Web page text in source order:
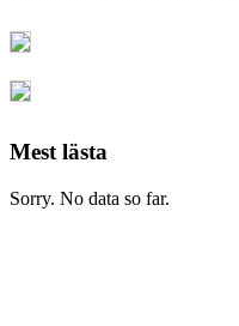
Mest lästa
Sorry. No data so far.